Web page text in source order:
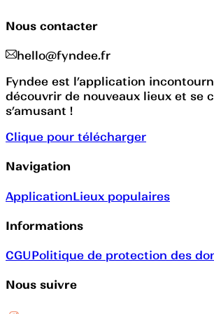
Nous contacter
hello@fyndee.fr
Fyndee est l’application
découvrir de nouveaux lieux et se
s’amusant !
Clique pour télécharger
Navigation
ApplicationLieux populaires
Informations
CGUPolitique de protection des
Nous suivre